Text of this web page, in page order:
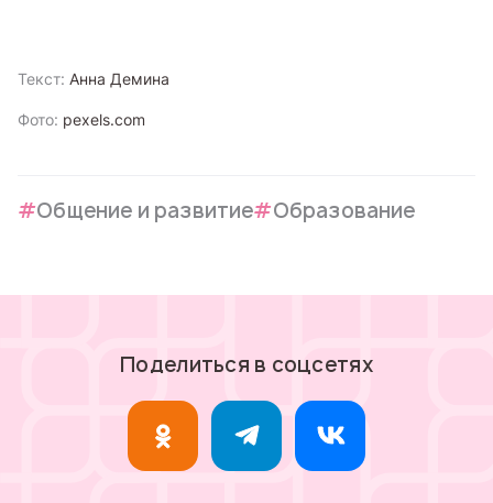
Текст: Анна Демина
Фото: pexels.com
Общение и развитие Образование
Поделиться в соцсетях